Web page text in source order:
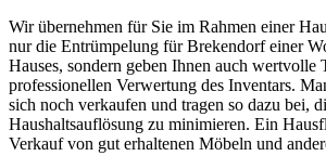
Wir übernehmen für Sie im Rahmen einer
nur die Entrümpelung für Brekendorf einer
Hauses, sondern geben Ihnen auch wertvolle
professionellen Verwertung des Inventars.
sich noch verkaufen und tragen so dazu bei,
Haushaltsauflösung zu minimieren. Ein
Verkauf von gut erhaltenen Möbeln und